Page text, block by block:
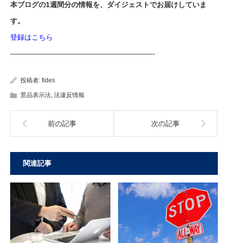
本ブログの1週間分の情報を、ダイジェストでお届けしていま
す。
登録はこちら
————————————————————-
投稿者: fides
景品表示法, 法違反情報
前の記事 次の記事
関連記事